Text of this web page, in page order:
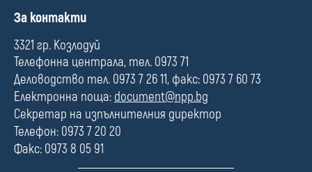
П
л
е
За контакти
3321 гр. Козлодуй
Телефонна централа, тел. 0973 71
Деловодство тел. 0973 7 26 11, факс: 0973 7 60 73
Електронна поща: document@npp.bg
Секретар на изпълнителния директор
Телефон: 0973 7 20 20
Факс: 0973 8 05 91